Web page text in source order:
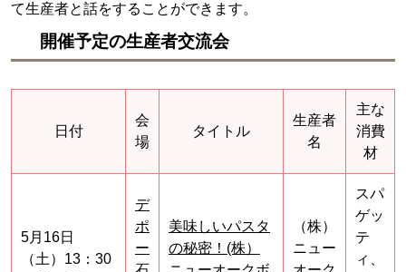
て生産者と話をすることができます。
開催予定の生産者交流会
日付
会
場
タイトル
生産者
名
主な
消費
材
5月16日
（土）13：30
デ
ポ
ー
美味しいパスタ
の秘密！(株）
（株）
ニュー
スパ
ゲッ
テ
ィ、